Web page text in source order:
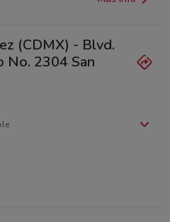
(CDMX) - Blvd.
No. 2304 San